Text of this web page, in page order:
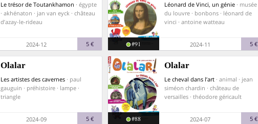
Le trésor de Toutankhamon · égypte
· akhénaton · jan van eyck · château
d’azay-le-rideau
2024-12 5 €
Léonard de Vinci, un génie · musée
du louvre · bonbons · léonard de
vinci · antoine watteau
#91 2024-11 5 €
Olalar
Les artistes des cavernes · paul
gauguin · préhistoire · lampe ·
triangle
2024-09 5 €
Olalar
Le cheval dans l’art · animal · jean
siméon chardin · château de
versailles · théodore géricault
#88 2024-07 5 €